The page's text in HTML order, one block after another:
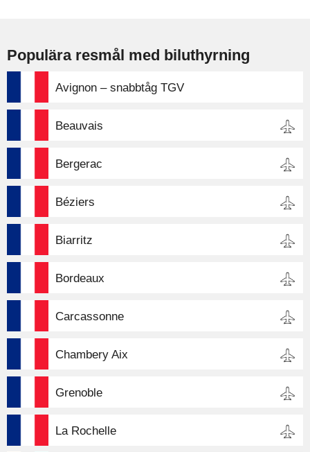
Populära resmål med biluthyrning
Avignon – snabbtåg TGV
Beauvais
Bergerac
Béziers
Biarritz
Bordeaux
Carcassonne
Chambery Aix
Grenoble
La Rochelle